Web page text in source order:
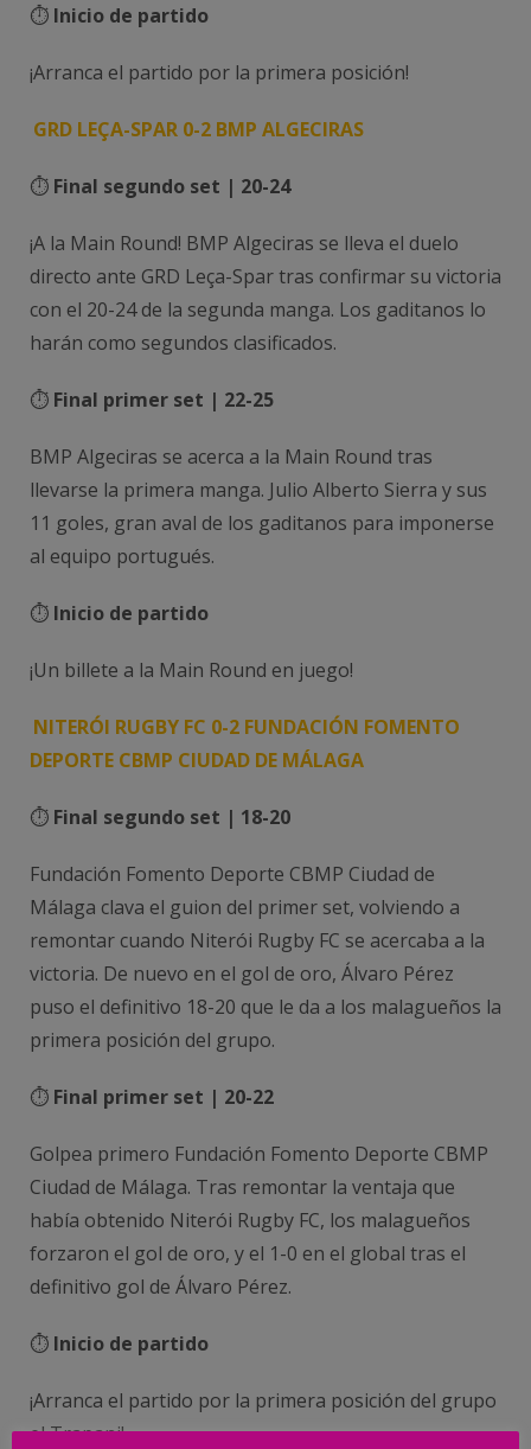
⏱️ Inicio de partido
¡Arranca el partido por la primera posición!
GRD LEÇA-SPAR 0-2 BMP ALGECIRAS
⏱️ Final segundo set | 20-24
¡A la Main Round! BMP Algeciras se lleva el duelo
directo ante GRD Leça-Spar tras confirmar su victoria
con el 20-24 de la segunda manga. Los gaditanos lo
harán como segundos clasificados.
⏱️ Final primer set | 22-25
BMP Algeciras se acerca a la Main Round tras
llevarse la primera manga. Julio Alberto Sierra y sus
11 goles, gran aval de los gaditanos para imponerse
al equipo portugués.
⏱️ Inicio de partido
¡Un billete a la Main Round en juego!
NITERÓI RUGBY FC 0-2 FUNDACIÓN FOMENTO
DEPORTE CBMP CIUDAD DE MÁLAGA
⏱️ Final segundo set | 18-20
Fundación Fomento Deporte CBMP Ciudad de
Málaga clava el guion del primer set, volviendo a
remontar cuando Niterói Rugby FC se acercaba a la
victoria. De nuevo en el gol de oro, Álvaro Pérez
puso el definitivo 18-20 que le da a los malagueños la
primera posición del grupo.
⏱️ Final primer set | 20-22
Golpea primero Fundación Fomento Deporte CBMP
Ciudad de Málaga. Tras remontar la ventaja que
había obtenido Niterói Rugby FC, los malagueños
forzaron el gol de oro, y el 1-0 en el global tras el
definitivo gol de Álvaro Pérez.
⏱️ Inicio de partido
¡Arranca el partido por la primera posición del grupo
el Trapani!